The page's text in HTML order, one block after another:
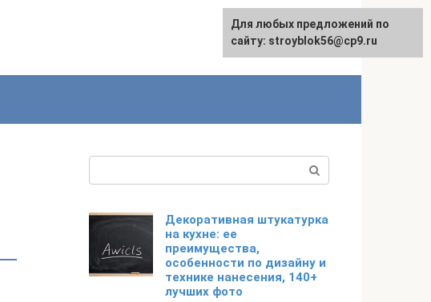
English
Декоративная штукатурка
на кухне: ее
преимущества,
особенности по дизайну и
технике нанесения, 140+
лучших фото
Для любых предложений по
сайту: stroyblok56@cp9.ru
Для любых предложений по
сайту: stroyblok56@cp9.ru